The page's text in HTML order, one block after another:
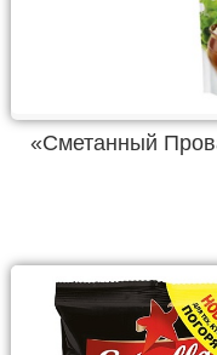
«Сметанный